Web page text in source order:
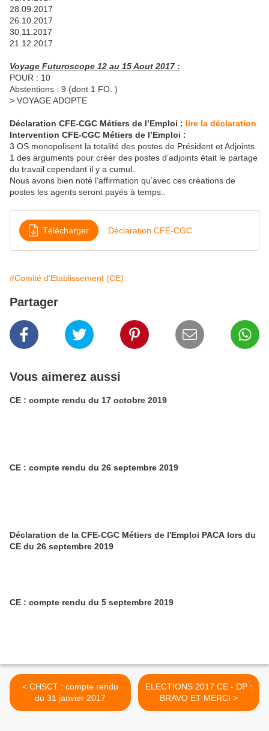
28.09.2017
26.10.2017
30.11.2017
21.12.2017
Voyage Futuroscope 12 au 15 Aout 2017 :
POUR : 10
Abstentions : 9 (dont 1 FO..)
> VOYAGE ADOPTE
Déclaration CFE-CGC Métiers de l’Emploi : lire la déclaration
Intervention CFE-CGC Métiers de l’Emploi :
3 OS monopolisent la totalité des postes de Président et Adjoints.
1 des arguments pour créer des postes d’adjoints était le partage
du travail cependant il y a cumul..
Nous avons bien noté l’affirmation qu’avec ces créations de
postes les agents seront payés à temps..
Télécharger Déclaration CFE-CGC
#Comité d'Etablissement (CE)
Partager
Vous aimerez aussi
CE : compte rendu du 17 octobre 2019
CE : compte rendu du 26 septembre 2019
Déclaration de la CFE-CGC Métiers de l'Emploi PACA lors du
CE du 26 septembre 2019
CE : compte rendu du 5 septembre 2019
< CHSCT : compte rendu
du 31 janvier 2017
ELECTIONS 2017 CE - DP :
BRAVO ET MERCI >